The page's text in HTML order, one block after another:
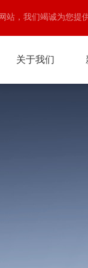
站，我们竭诚为您提
关于我们